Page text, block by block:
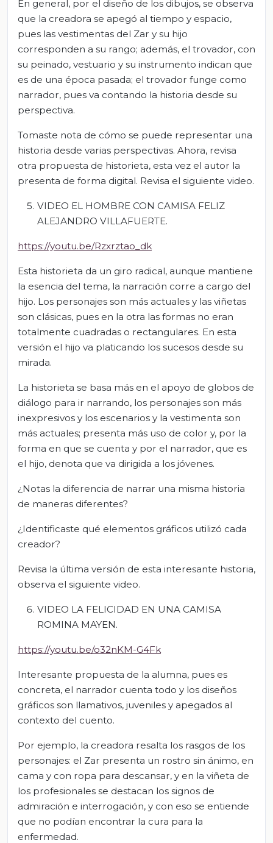
En general, por el diseño de los dibujos, se observa
que la creadora se apegó al tiempo y espacio,
pues las vestimentas del Zar y su hijo
corresponden a su rango; además, el trovador, con
su peinado, vestuario y su instrumento indican que
es de una época pasada; el trovador funge como
narrador, pues va contando la historia desde su
perspectiva.
Tomaste nota de cómo se puede representar una
historia desde varias perspectivas. Ahora, revisa
otra propuesta de historieta, esta vez el autor la
presenta de forma digital. Revisa el siguiente video.
VIDEO EL HOMBRE CON CAMISA FELIZ
ALEJANDRO VILLAFUERTE.
https://youtu.be/Rzxrztao_dk
Esta historieta da un giro radical, aunque mantiene
la esencia del tema, la narración corre a cargo del
hijo. Los personajes son más actuales y las viñetas
son clásicas, pues en la otra las formas no eran
totalmente cuadradas o rectangulares. En esta
versión el hijo va platicando los sucesos desde su
mirada.
La historieta se basa más en el apoyo de globos de
diálogo para ir narrando, los personajes son más
inexpresivos y los escenarios y la vestimenta son
más actuales; presenta más uso de color y, por la
forma en que se cuenta y por el narrador, que es
el hijo, denota que va dirigida a los jóvenes.
¿Notas la diferencia de narrar una misma historia
de maneras diferentes?
¿Identificaste qué elementos gráficos utilizó cada
creador?
Revisa la última versión de esta interesante historia,
observa el siguiente video.
VIDEO LA FELICIDAD EN UNA CAMISA
ROMINA MAYEN.
https://youtu.be/o32nKM-G4Fk
Interesante propuesta de la alumna, pues es
concreta, el narrador cuenta todo y los diseños
gráficos son llamativos, juveniles y apegados al
contexto del cuento.
Por ejemplo, la creadora resalta los rasgos de los
personajes: el Zar presenta un rostro sin ánimo, en
cama y con ropa para descansar, y en la viñeta de
los profesionales se destacan los signos de
admiración e interrogación, y con eso se entiende
que no podían encontrar la cura para la
enfermedad.